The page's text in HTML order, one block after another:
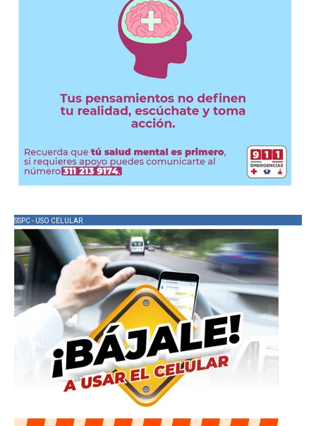
SSPC - USO CELULAR